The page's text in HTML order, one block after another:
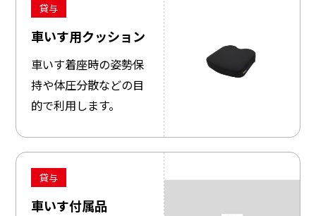
貸与
車いす用クッション
車いす着座時の姿勢保
持や体圧分散などの目
的で利用します。
貸与
車いす付属品